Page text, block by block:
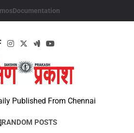
Documentation
Published From Chennai
RANDOM POSTS